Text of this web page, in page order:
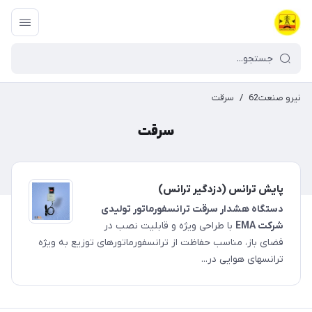
نیرو صنعت62 / سرقت
سرقت
پایش ترانس (دزدگیر ترانس)
دستگاه هشدار سرقت ترانسفورماتور تولیدی
شرکت EMA
با طراحی ویژه و قابلیت نصب در
فضای باز، مناسب حفاظت از ترانسفورماتورهای توزیع به ویژه
ترانس­های هوایی در...